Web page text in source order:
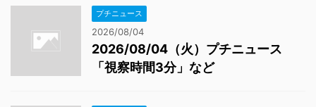
プチニュース
2026/08/04
2026/08/04（火）プチニュース
「視察時間3分」など